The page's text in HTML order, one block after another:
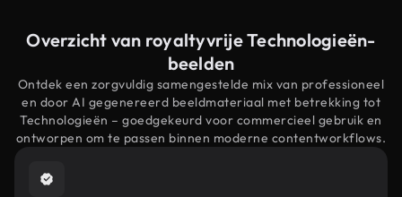
Overzicht van royaltyvrije Technologieën-
beelden
Ontdek een zorgvuldig samengestelde mix van professioneel
en door AI gegenereerd beeldmateriaal met betrekking tot
Technologieën – goedgekeurd voor commercieel gebruik en
ontworpen om te passen binnen moderne contentworkflows.